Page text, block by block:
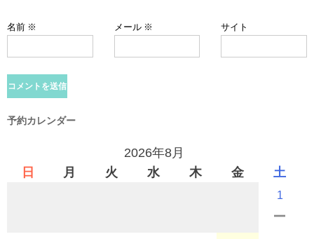
名前 ※ メール ※ サイト
予約カレンダー
2026年8月
日
月 火 水 木 金 土
1